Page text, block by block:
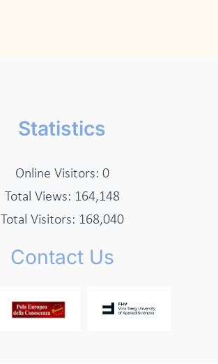
Statistics
Online Visitors: 0
Total Views: 164,148
Total Visitors: 168,040
Contact Us